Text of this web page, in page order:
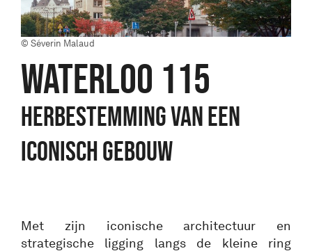
© Séverin Malaud
WATERLOO 115
HERBESTEMMING VAN EEN
ICONISCH GEBOUW
Met zijn iconische architectuur en
strategische ligging langs de kleine ring